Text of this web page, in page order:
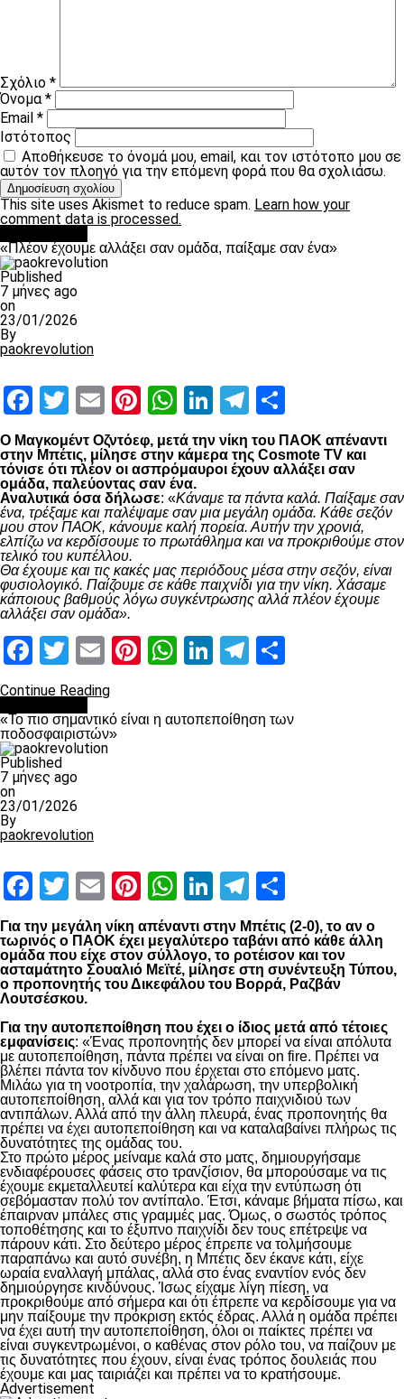
Σχόλιο *
Όνομα*
Email *
Ιστότοπος
Αποθήκευσε το όνομά μου, email, και τον ιστότοπο μου σε
αυτόν τον πλοηγό για την επόμενη φορά που θα σχολιάσω.
This site uses Akismet to reduce spam. Learn how your
comment data is processed.
«Πλέον έχουμε αλλάξει σαν ομάδα, παίξαμε σαν ένα»
Published
7 μήνες ago
on
23/01/2026
By
paokrevolution
Facebook
Twitter
EmailPinterest
WhatsApp
LinkedIn
Telegram
Ο Μαγκομέντ Οζντόεφ, μετά την νίκη του ΠΑΟΚ απέναντι
στην Μπέτις, μίλησε στην κάμερα της Cosmote TV και
τόνισε ότι πλέον οι ασπρόμαυροι έχουν αλλάξει σαν
ομάδα, παλεύοντας σαν ένα.
Αναλυτικά όσα δήλωσε: «Κάναμε τα πάντα καλά. Παίξαμε σαν
ένα, τρέξαμε και παλέψαμε σαν μια μεγάλη ομάδα. Κάθε σεζόν
μου στον ΠΑΟΚ, κάνουμε καλή πορεία. Αυτήν την χρονιά,
ελπίζω να κερδίσουμε το πρωτάθλημα και να προκριθούμε στον
τελικό του κυπέλλου.
Θα έχουμε και τις κακές μας περιόδους μέσα στην σεζόν, είναι
φυσιολογικό. Παίζουμε σε κάθε παιχνίδι για την νίκη. Χάσαμε
κάποιους βαθμούς λόγω συγκέντρωσης αλλά πλέον έχουμε
αλλάξει σαν ομάδα».
Facebook
Twitter
EmailPinterest
WhatsApp
LinkedIn
Telegram
Continue Reading
«Το πιο σημαντικό είναι η αυτοπεποίθηση των
ποδοσφαιριστών»
Published
7 μήνες ago
on
23/01/2026
By
paokrevolution
Facebook
Twitter
EmailPinterest
WhatsApp
LinkedIn
Telegram
Για την μεγάλη νίκη απέναντι στην Μπέτις (2-0), το αν ο
τωρινός ο ΠΑΟΚ έχει μεγαλύτερο ταβάνι από κάθε άλλη
ομάδα που είχε στον σύλλογο, το ροτέισον και τον
ασταμάτητο Σουαλιό Μεϊτέ, μίλησε στη συνέντευξη Τύπου,
ο προπονητής του Δικεφάλου του Βορρά, Ραζβάν
Λουτσέσκου.
Για την αυτοπεποίθηση που έχει ο ίδιος μετά από τέτοιες
εμφανίσεις: «Ένας προπονητής δεν μπορεί να είναι απόλυτα
με αυτοπεποίθηση, πάντα πρέπει να είναι on fire. Πρέπει να
βλέπει πάντα τον κίνδυνο που έρχεται στο επόμενο ματς.
Μιλάω για τη νοοτροπία, την χαλάρωση, την υπερβολική
αυτοπεποίθηση, αλλά και για τον τρόπο παιχνιδιού των
αντιπάλων. Αλλά από την άλλη πλευρά, ένας προπονητής θα
πρέπει να έχει αυτοπεποίθηση και να καταλαβαίνει πλήρως τις
δυνατότητες της ομάδας του.
Στο πρώτο μέρος μείναμε καλά στο ματς, δημιουργήσαμε
ενδιαφέρουσες φάσεις στο τρανζίσιον, θα μπορούσαμε να τις
έχουμε εκμεταλλευτεί καλύτερα και είχα την εντύπωση ότι
σεβόμασταν πολύ τον αντίπαλο. Έτσι, κάναμε βήματα πίσω, και
έπαιρναν μπάλες στις γραμμές μας. Όμως, ο σωστός τρόπος
τοποθέτησης και το έξυπνο παιχνίδι δεν τους επέτρεψε να
πάρουν κάτι. Στο δεύτερο μέρος έπρεπε να τολμήσουμε
παραπάνω και αυτό συνέβη, η Μπέτις δεν έκανε κάτι, είχε
ωραία εναλλαγή μπάλας, αλλά στο ένας εναντίον ενός δεν
δημιούργησε κινδύνους. Ίσως είχαμε λίγη πίεση, να
προκριθούμε από σήμερα και ότι έπρεπε να κερδίσουμε για να
μην παίξουμε την πρόκριση εκτός έδρας. Αλλά η ομάδα πρέπει
να έχει αυτή την αυτοπεποίθηση, όλοι οι παίκτες πρέπει να
είναι συγκεντρωμένοι, ο καθένας στον ρόλο του, να παίζουν με
τις δυνατότητες που έχουν, είναι ένας τρόπος δουλειάς που
έχουμε και μας ταιριάζει και πρέπει να το κρατήσουμε.
Advertisement